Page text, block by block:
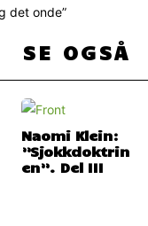
det onde”
SE OGSÅ
Naomi Klein:
”Sjokkdoktrin
en”. Del III